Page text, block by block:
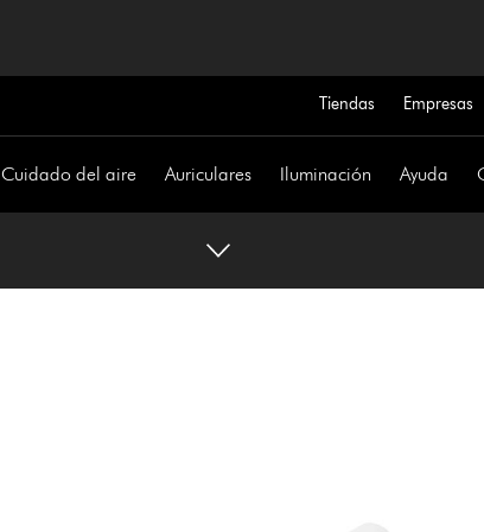
Tiendas Empresas
Cuidado del aire Auriculares Iluminación Ayuda